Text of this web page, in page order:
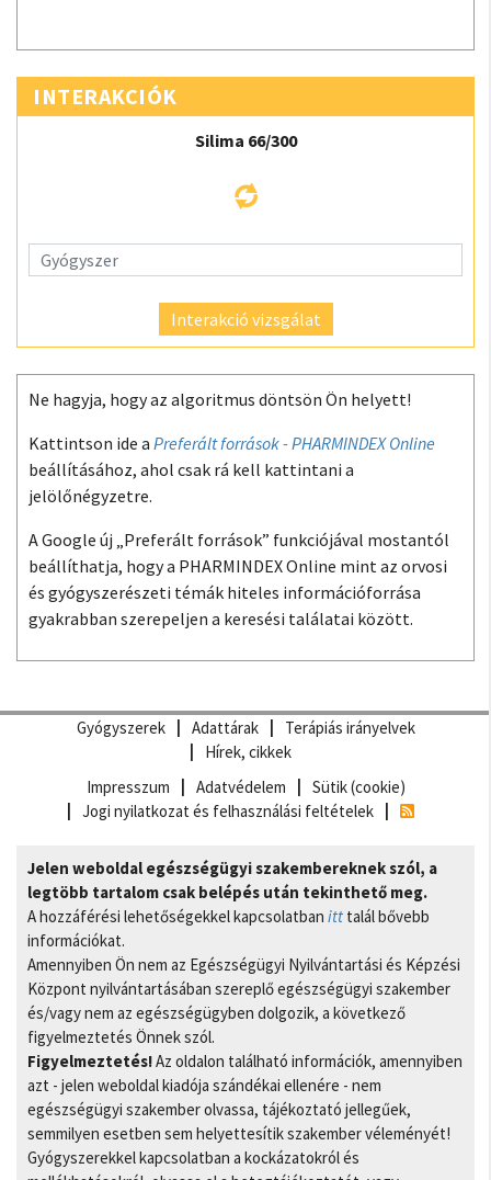
INTERAKCIÓK
Silima 66/300
Interakció vizsgálat
Ne hagyja, hogy az algoritmus döntsön Ön helyett!
Kattintson ide a Preferált források - PHARMINDEX Online
beállításához, ahol csak rá kell kattintani a
jelölőnégyzetre.
A Google új „Preferált források” funkciójával mostantól
beállíthatja, hogy a PHARMINDEX Online mint az orvosi
és gyógyszerészeti témák hiteles információforrása
gyakrabban szerepeljen a keresési találatai között.
Gyógyszerek Adattárak
Terápiás irányelvek
Hírek, cikkek
Impresszum
Adatvédelem
Sütik (cookie)
Jogi nyilatkozat és felhasználási feltételek
Jelen weboldal egészségügyi szakembereknek szól, a
legtöbb tartalom csak belépés után tekinthető meg.
A hozzáférési lehetőségekkel kapcsolatban itt talál bővebb
információkat.
Amennyiben Ön nem az Egészségügyi Nyilvántartási és Képzési
Központ nyilvántartásában szereplő egészségügyi szakember
és/vagy nem az egészségügyben dolgozik, a következő
figyelmeztetés Önnek szól.
Figyelmeztetés!Az oldalon található információk, amennyiben
azt - jelen weboldal kiadója szándékai ellenére - nem
egészségügyi szakember olvassa, tájékoztató jellegűek,
semmilyen esetben sem helyettesítik szakember véleményét!
Gyógyszerekkel kapcsolatban a kockázatokról és